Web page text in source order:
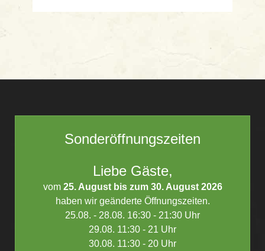
Sonderöffnungszeiten
Liebe Gäste,
vom 25. August bis zum 30. August 2026
haben wir geänderte Öffnungszeiten.
25.08. - 28.08. 16:30 - 21:30 Uhr
29.08. 11:30 - 21 Uhr
30.08. 11:30 - 20 Uhr